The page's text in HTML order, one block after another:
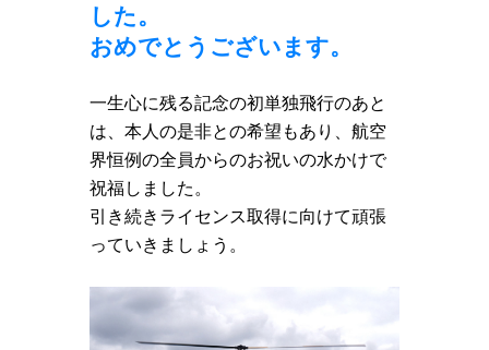
した。
おめでとうございます。
一生心に残る記念の初単独飛行のあと
は、本人の是非との希望もあり、航空
界恒例の全員からのお祝いの水かけで
祝福しました。
引き続きライセンス取得に向けて頑張
っていきましょう。